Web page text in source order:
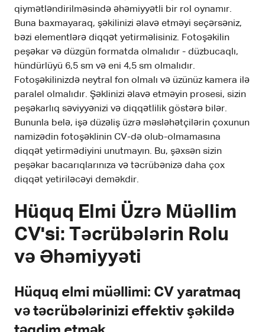
qiymətləndirilməsində əhəmiyyətli bir rol oynamır.
Buna baxmayaraq, şəkilinizi əlavə etməyi seçərsəniz,
bəzi elementlərə diqqət yetirməlisiniz. Fotoşəkilin
peşəkar və düzgün formatda olmalıdır - düzbucaqlı,
hündürlüyü 6,5 sm və eni 4,5 sm olmalıdır.
Fotoşəkilinizdə neytral fon olmalı və üzünüz kamera ilə
paralel olmalıdır. Şəklinizi əlavə etməyin prosesi, sizin
peşəkarlıq səviyyənizi və diqqətlilik göstərə bilər.
Bununla belə, işə düzəliş üzrə məsləhətçilərin çoxunun
namizədin fotoşəklinin CV-də olub-olmamasına
diqqət yetirmədiyini unutmayın. Bu, şəxsən sizin
peşəkar bacarıqlarınıza və təcrübənizə daha çox
diqqət yetiriləcəyi deməkdir.
Hüquq Elmi Üzrə Müəllim
CV'si: Təcrübələrin Rolu
və Əhəmiyyəti
Hüquq elmi müəllimi: CV yaratmaq
və təcrübələrinizi effektiv şəkildə